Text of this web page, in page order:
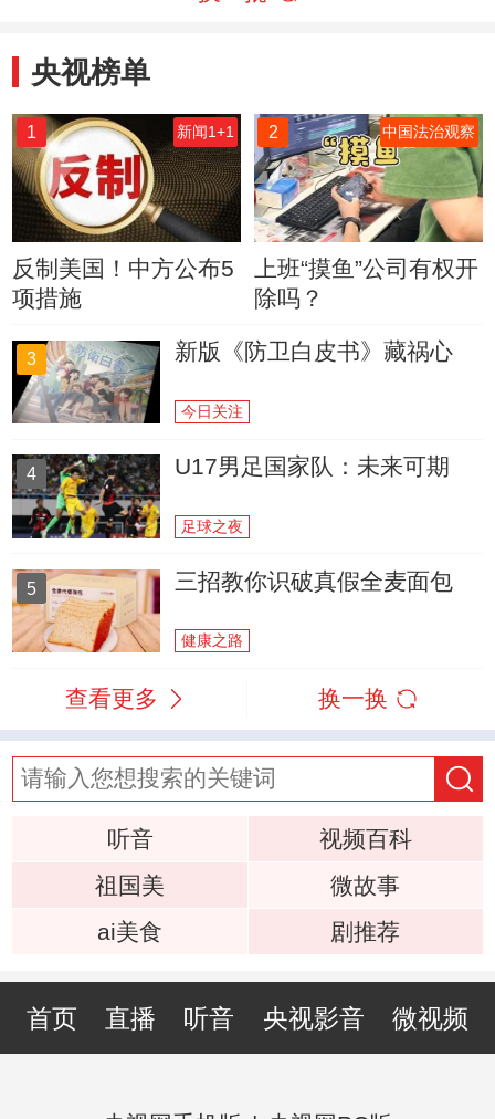
央视榜单
1 新闻1+1
反制美国！中方公布5
项措施
2 中国法治观察
上班“摸鱼”公司有权开
除吗？
3 新版《防卫白皮书》藏祸心
今日关注
4 U17男足国家队：未来可期
足球之夜
5 三招教你识破真假全麦面包
健康之路
查看更多 换一换
听音
视频百科
祖国美
微故事
ai美食
剧推荐
首页 直播 听音 央视影音 微视频